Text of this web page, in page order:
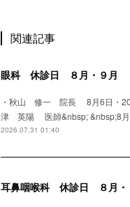
関連記事
眼科 休診日 ８月・９月
・秋山 修一 院長 8月6日
津 英陽 医師&nbsp;
2026.07.31 01:40
耳鼻咽喉科 休診日 ８月・